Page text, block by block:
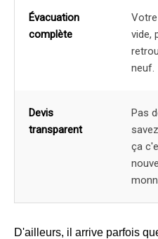
Évacuation
complète
vide,
neuf.
Devis
transparent
Pas
ça
D'ailleurs, il arrive parfois